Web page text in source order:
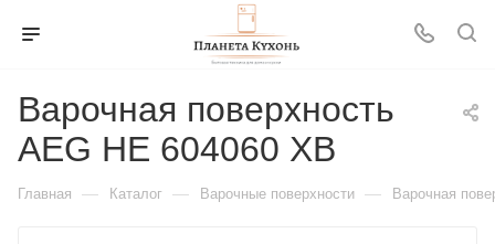
Варочная поверхность
AEG HE 604060 XB
Главная — Каталог — Варочные поверхности — Варочная